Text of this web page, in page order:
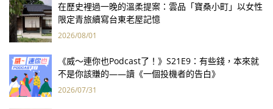
在歷史裡過一晚的溫柔提案：雲品「寶桑小町」以女性
限定青旅續寫台東老屋記憶
2026/08/01
《威～連你也Podcast了！》S21E9：有些錢，本來就
不是你該賺的——讀《一個投機者的告白》
2026/07/31